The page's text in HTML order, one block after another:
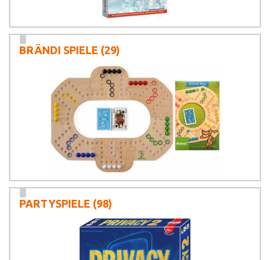
BRÄNDI SPIELE (29)
PARTYSPIELE (98)